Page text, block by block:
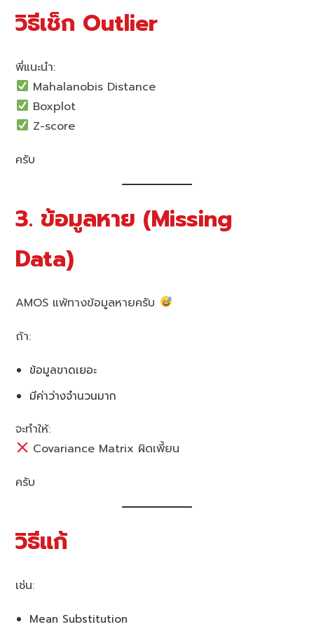
วิธีเช็ก Outlier
พี่แนะนำ:
Mahalanobis Distance
Boxplot
Z-score
ครับ
3. ข้อมูลหาย (Missing
Data)
AMOS แพ้ทางข้อมูลหายครับ
ถ้า:
ข้อมูลขาดเยอะ
มีค่าว่างจำนวนมาก
จะทำให้:
Covariance Matrix ผิดเพี้ยน
ครับ
วิธีแก้
เช่น:
Mean Substitution